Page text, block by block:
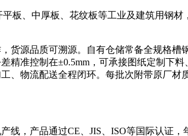
、中厚板、花纹板等工业及建筑用钢材
源品质可溯源。自有仓储常备全规格槽
准控制在±0.5mm，可承接图纸定制下
、物流配送全程闭环。每批次附带原厂材
，产品通过CE、JIS、ISO等国际认证，